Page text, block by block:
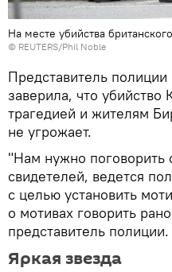
На месте убийства
© REUTERS/Phil Noble
Представитель
заверила, что убийство
трагедией и жителям
не угрожает.
"Нам нужно поговорить
свидетелей, ведется
с целью установить
о мотивах говорить
представитель полиции.
Яркая звезда